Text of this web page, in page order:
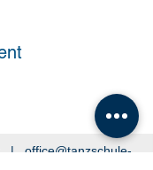
| office@tanzschule-